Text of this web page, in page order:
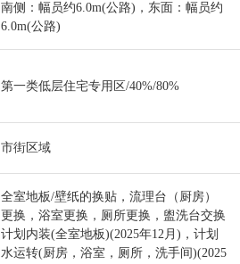
南侧：幅员约6.0m(公路)，东面：幅员约
6.0m(公路)
第一类低层住宅专用区/40%/80%
市街区域
全室地板/壁纸的换贴，流理台（厨房）
更换，浴室更换，厕所更换，盥洗台交换
计划内装(全室地板)(2025年12月)，计划
水运转(厨房，浴室，厕所，洗手间)(2025